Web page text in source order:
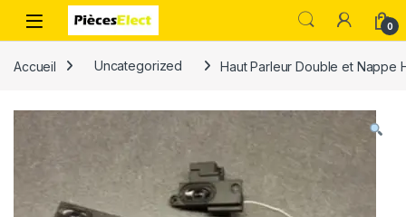
0
Accueil Uncategorized Haut Parleur Double et Nappe